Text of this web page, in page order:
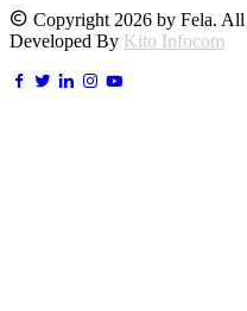
Copyright 2026 by Fela.
Developed By Kito Infocom